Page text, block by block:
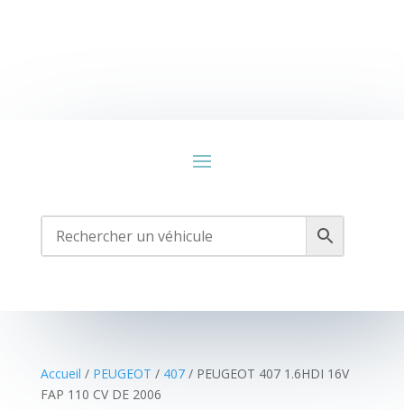
Accueil / PEUGEOT / 407/ PEUGEOT 407 1.6HDI 16V
FAP 110 CV DE 2006